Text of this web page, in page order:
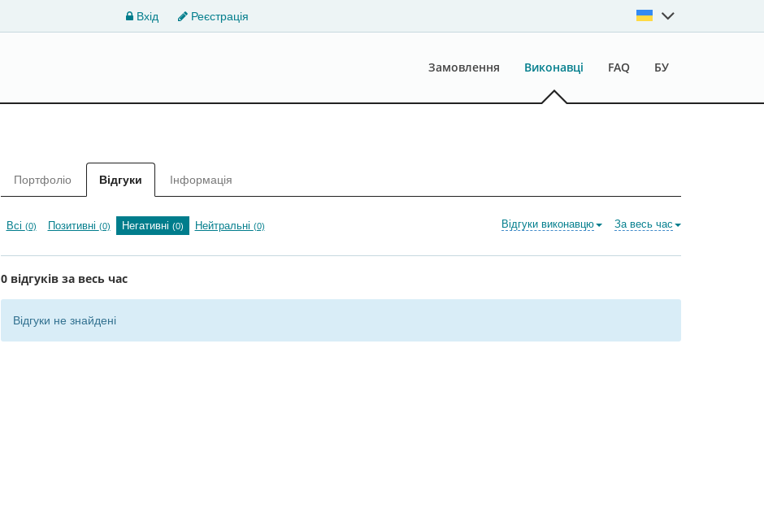
Вхід Реєстрація
Замовлення Виконавці FAQ БУ
Портфоліо Відгуки Інформація
Всі (0) Позитивні (0) Негативні (0) Нейтральні (0) За весь час
Відгуки виконавцю
0 відгуків за весь час
Відгуки не знайдені